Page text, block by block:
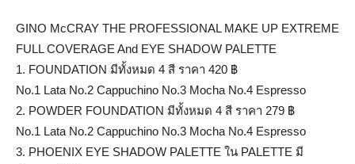
GINO McCRAY THE PROFESSIONAL MAKE UP EXTREME
FULL COVERAGE And EYE SHADOW PALETTE
1. FOUNDATION มีทั้งหมด 4 สี ราคา 420 ฿
No.1 Lata No.2 Cappuchino No.3 Mocha No.4 Espresso
2. POWDER FOUNDATION มีทั้งหมด 4 สี ราคา 279 ฿
No.1 Lata No.2 Cappuchino No.3 Mocha No.4 Espresso
3. PHOENIX EYE SHADOW PALETTE ใน PALETTE มี